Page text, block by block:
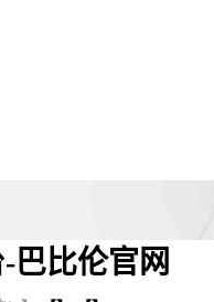
巴比伦官网